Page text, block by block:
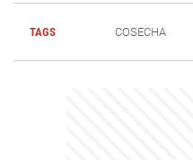
TAGS COSECHA